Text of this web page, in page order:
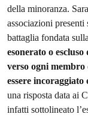
della minoranza.
associazioni
battaglia fondata
esonerato o
verso ogni
essere incoraggiato
una risposta data ai
infatti sottolineato